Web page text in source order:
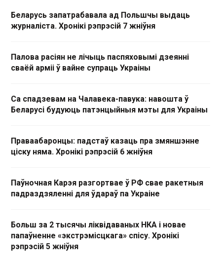
Беларусь запатрабавала ад Польшчы выдаць
журналіста. Хронікі рэпрэсій 7 жніўня
Палова расіян не лічыць паспяховымі дзеянні
сваёй арміі ў вайне супраць Украіны
Са спадзевам на Чалавека-павука: навошта ў
Беларусі будуюць патэнцыйныя мэты для Украіны
Праваабаронцы: падстаў казаць пра змяншэнне
ціску няма. Хронікі рэпрэсій 6 жніўня
Паўночная Карэя разгортвае ў РФ свае ракетныя
падраздзяленні для ўдараў па Украіне
Больш за 2 тысячы ліквідаваных НКА і новае
папаўненне «экстрэмісцкага» спісу. Хронікі
рэпрэсій 5 жніўня